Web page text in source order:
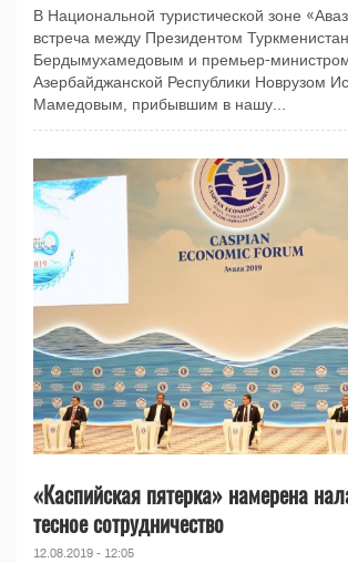
В Национальной туристической зоне
встреча между Президентом
Бердымухамедовым и премьер-
Азербайджанской Республики Новрузом
Мамедовым, прибывшим в нашу...
«Каспийская пятерка» намерена
тесное сотрудничество
12.08.2019 - 12:05